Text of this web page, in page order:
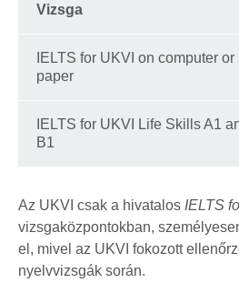
Vizsga
IELTS for UKVI on computer or
paper
IELTS for UKVI Life Skills A1
B1
Az UKVI csak a hivatalos IELTS
vizsgaközpontokban,
el, mivel az UKVI fokozott
nyelvvizsgák során.